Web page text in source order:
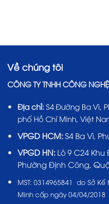
Về chúng tôi
CÔNG TY TNHH CÔNG
Địa chỉ: S4 Đường Ba Vì,
phố Hồ Chí Minh, Việt
VPGD HCM:S4 Ba Vì,
VPGD HN:Lô 9 C24 Khu
Phường Định Công,
MST: 0314965841 do Sở Kế
Minh cấp ngày 04/04/2018